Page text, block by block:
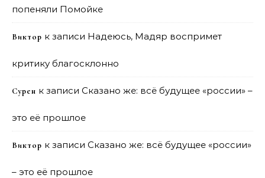
попеняли Помойке
Виктор к записи Надеюсь, Мадяр воспримет
критику благосклонно
Сурен к записи Сказано же: всё будущее «россии» –
это её прошлое
Виктор к записи Сказано же: всё будущее «россии»
– это её прошлое